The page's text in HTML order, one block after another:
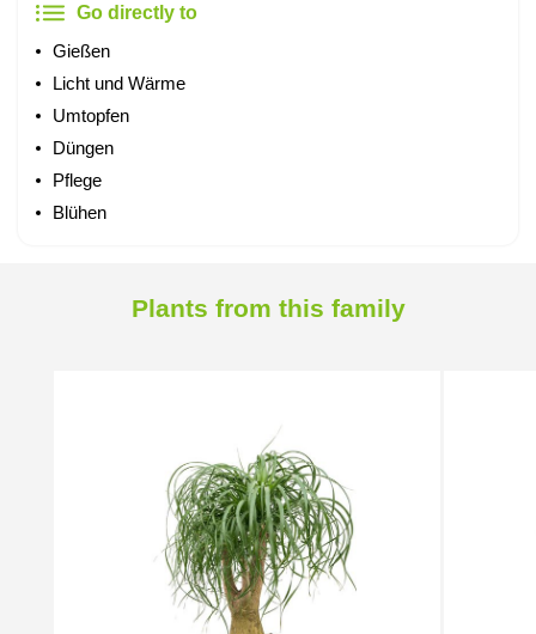
Plants from this family
Go directly to
Gießen
Licht und Wärme
Umtopfen
Düngen
Pflege
Blühen